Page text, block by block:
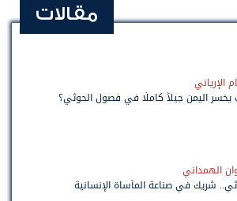
مقالات
الإرياني
اليمن جيلاً كاملًا في فصول الحوثي؟
الهمداني
شريك في صناعة المأساة الإنسانية